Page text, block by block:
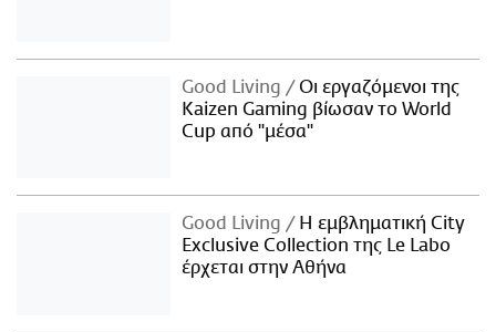
Good Living
Οι εργαζόμενοι της
Kaizen Gaming βίωσαν το World
Cup από "μέσα"
Good Living
Η εμβληματική City
Exclusive Collection της Le Labo
έρχεται στην Αθήνα